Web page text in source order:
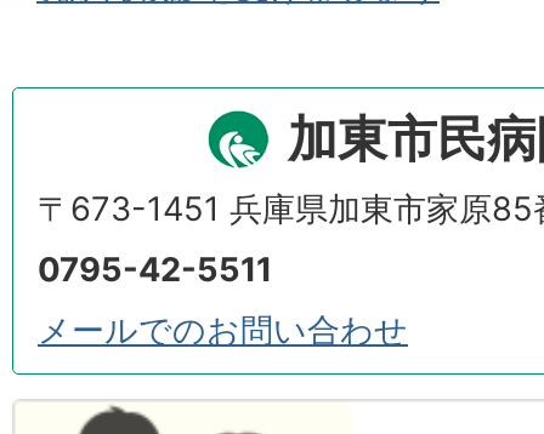
加東市民
〒673-1451 兵庫県加東市家原85
0795-42-5511
メールでのお問い合わせ